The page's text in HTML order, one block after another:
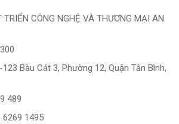
TRIỂN CÔNG NGHỆ VÀ THƯƠNG MẠI AN
Bàu Cát 3, Phường 12, Quận Tân Bình,
489
6269 1495